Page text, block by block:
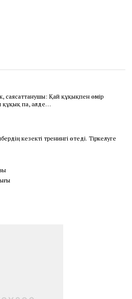
cаясаттанушы: Қай құқықпен өмір
құқық па, әлде…
кезекті тренингі өтеді. Тіркелуге